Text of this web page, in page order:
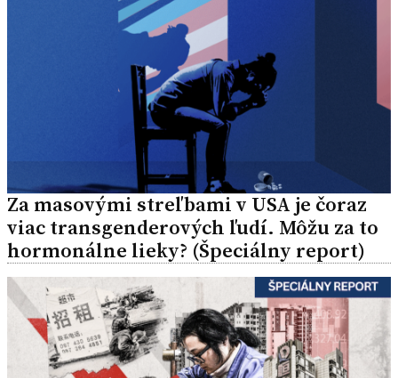
Za masovými streľbami v USA je čoraz
viac transgenderových ľudí. Môžu za to
hormonálne lieky? (Špeciálny report)